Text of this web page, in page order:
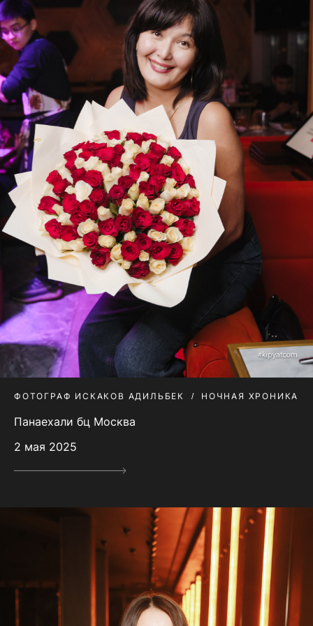
ФОТОГРАФ ИСКАКОВ АДИЛЬБЕК НОЧНАЯ ХРОНИКА
Панаехали бц Москва
2 мая 2025